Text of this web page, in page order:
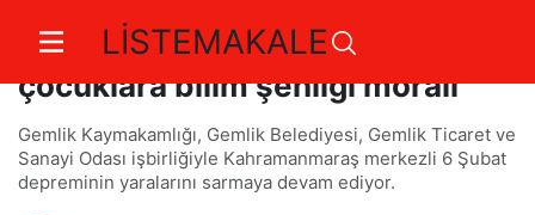
LİSTEMAKALE
Gemlik konteyner kentte
çocuklara bilim şenliği morali
Gemlik Kaymakamlığı, Gemlik Belediyesi, Gemlik Ticaret ve
Sanayi Odası işbirliğiyle Kahramanmaraş merkezli 6 Şubat
depreminin yaralarını sarmaya devam ediyor.